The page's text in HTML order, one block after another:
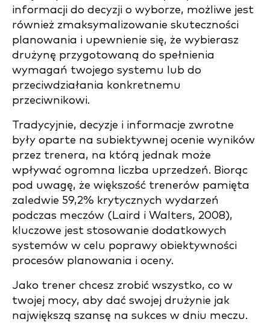
informacji do decyzji o wyborze, możliwe jest
również zmaksymalizowanie skuteczności
planowania i upewnienie się, że wybierasz
drużynę przygotowaną do spełnienia
wymagań twojego systemu lub do
przeciwdziałania konkretnemu
przeciwnikowi.
Tradycyjnie, decyzje i informacje zwrotne
były oparte na subiektywnej ocenie wyników
przez trenera, na którą jednak może
wpływać ogromna liczba uprzedzeń. Biorąc
pod uwagę, że większość trenerów pamięta
zaledwie 59,2% krytycznych wydarzeń
podczas meczów (Laird i Walters, 2008),
kluczowe jest stosowanie dodatkowych
systemów w celu poprawy obiektywności
procesów planowania i oceny.
Jako trener chcesz zrobić wszystko, co w
twojej mocy, aby dać swojej drużynie jak
największą szansę na sukces w dniu meczu.